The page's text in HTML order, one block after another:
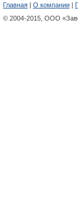
Главная | О компании |
© 2004-2015, ООО